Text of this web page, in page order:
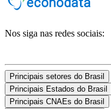
Nos siga nas redes sociais:
Principais setores do Brasil
Principais Estados do Brasil
Principais CNAEs do Brasil